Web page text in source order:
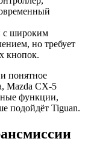
с широким
но требует
кнопок.
понятное
Mazda CX-5
функции,
подойдёт Tiguan.